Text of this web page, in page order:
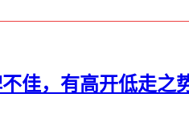
不佳，有高开低走之